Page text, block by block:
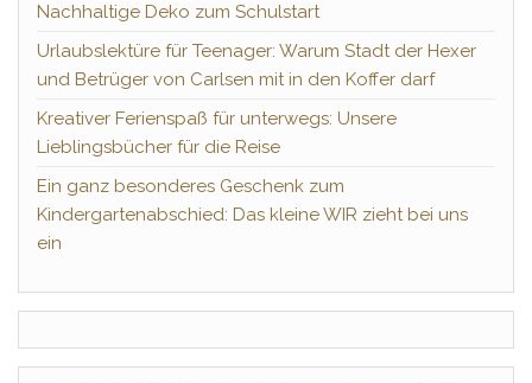
Nachhaltige Deko zum Schulstart
Urlaubslektüre für Teenager: Warum Stadt der Hexer
und Betrüger von Carlsen mit in den Koffer darf
Kreativer Ferienspaß für unterwegs: Unsere
Lieblingsbücher für die Reise
Ein ganz besonderes Geschenk zum
Kindergartenabschied: Das kleine WIR zieht bei uns
ein